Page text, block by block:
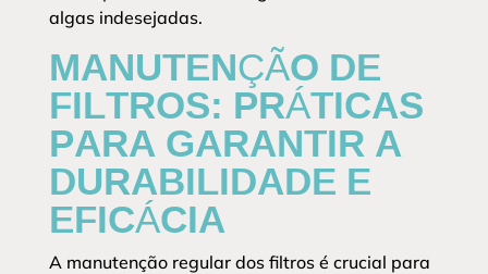
algas indesejadas.
MANUTENÇÃO DE
FILTROS: PRÁTICAS
PARA GARANTIR A
DURABILIDADE E
EFICÁCIA
A manutenção regular dos filtros é crucial para